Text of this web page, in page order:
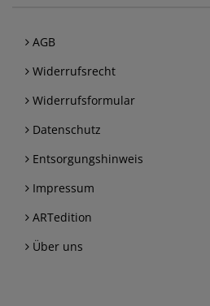
AGB
Widerrufsrecht
Widerrufsformular
Datenschutz
Entsorgungshinweis
Impressum
ARTedition
Über uns